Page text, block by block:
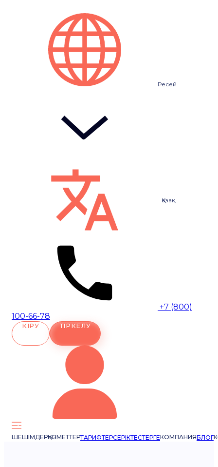
Ресей
Қазақ
+7 (800)
100-66-78
КІРУ ТІРКЕЛУ
ШЕШІМДЕРҚЫЗМЕТТЕРТАРИФТЕРСЕРІКТЕСТЕРГЕКОМПАНИЯБЛОГ